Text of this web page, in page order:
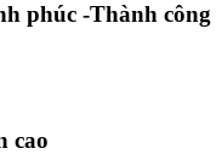
phúc -Thành công
cao